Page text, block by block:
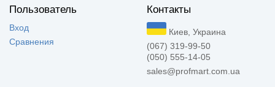
Пользователь
Вход
Сравнения
Контакты
Киев, Украина
(067) 319-99-50
(050) 555-14-05
sales@profmart.com.ua